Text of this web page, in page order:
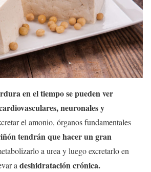
en el tiempo se pueden ver
neuronales y
el amonio, órganos fundamentales
tendrán que hacer un gran
a urea y luego excretarlo en
adeshidratación crónica.